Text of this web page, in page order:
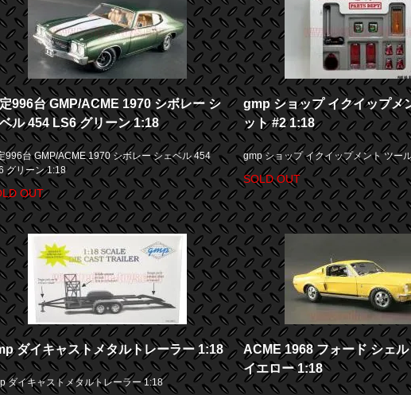
996台 GMP/ACME 1970 シボレー シ
ル 454 LS6 グリーン 1:18
996台 GMP/ACME 1970 シボレー シェベル 454
グリーン 1:18
OUT
gmp ショップ イクイップメ
ット #2 1:18
gmp ショップ イクイップメント ツー
SOLD OUT
ダイキャストメタルトレーラー 1:18
ダイキャストメタルトレーラー 1:18
ACME 1968 フォード シェ
イエロー 1:18